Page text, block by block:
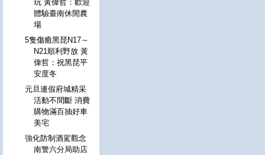
玩 黃偉哲：歡迎
體驗臺南休閒農
場
5隻傷癒黑琵N17～
N21順利野放 黃
偉哲：祝黑琵平
安度冬
元旦連假府城精采
活動不間斷 消費
購物滿百抽好車
美宅
強化防制酒駕觀念
南警六分局助店